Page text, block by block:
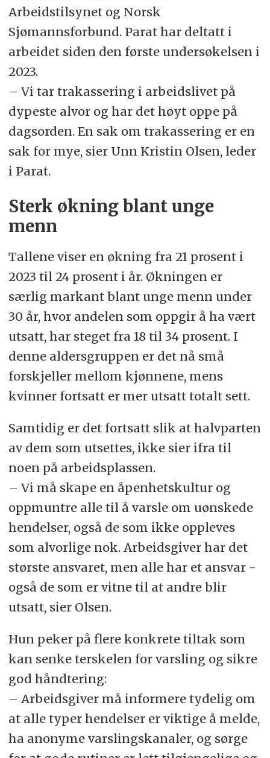
50 % sier ikke ifra
Mange varsler ikke fordi
hendelsen ikke føles «alvorlig
nok»
Bare 44 % opplever at arbeidsgiver
I nesten halvparten av tilfellene får
konsekvenser
Hvor skjer det – og hvem
utsetter?
De fleste hendelsene skjer på
arbeidsplassen, i arbeidstiden
Utøveren er oftest en kollega eller
overordnet
Flere enn før blir utsatt av
tredjepersoner (kunder, gjester,
leverandører)
Færre enn før rapporterer å ha blitt
utsatt av kolleger (43 % i 2025 mot
50 % i 2023)
Bransjer og ansettelsesform
Høyest forekomst i:
restaurant (34 %)
Kultur, media, PR og
organisasjoner (33 %)
Helse og omsorg (30 %)
Arbeidstilsynet og Norsk
Sjømannsforbund. Parat har deltatt i
arbeidet siden den første undersøkelsen i
2023.
– Vi tar trakassering i arbeidslivet på
dypeste alvor og har det høyt oppe på
dagsorden. En sak om trakassering er en
sak for mye, sier Unn Kristin Olsen, leder
i Parat.
Sterk økning blant unge
menn
Tallene viser en økning fra 21 prosent i
2023 til 24 prosent i år. Økningen er
særlig markant blant unge menn under
30 år, hvor andelen som oppgir å ha vært
utsatt, har steget fra 18 til 34 prosent. I
denne aldersgruppen er det nå små
forskjeller mellom kjønnene, mens
kvinner fortsatt er mer utsatt totalt sett.
Samtidig er det fortsatt slik at halvparten
av dem som utsettes, ikke sier ifra til
noen på arbeidsplassen.
– Vi må skape en åpenhetskultur og
oppmuntre alle til å varsle om uønskede
hendelser, også de som ikke oppleves
som alvorlige nok. Arbeidsgiver har det
største ansvaret, men alle har et ansvar -
også de som er vitne til at andre blir
utsatt, sier Olsen.
Hun peker på flere konkrete tiltak som
kan senke terskelen for varsling og sikre
god håndtering:
– Arbeidsgiver må informere tydelig om
at alle typer hendelser er viktige å melde,
ha anonyme varslingskanaler, og sørge